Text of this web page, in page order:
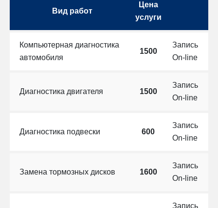
Вид работ
Цена
услуги
Компьютерная диагностика
автомобиля
1500
Запись
On-line
Диагностика двигателя 1500
Запись
On-line
Диагностика подвески 600
Запись
On-line
Замена тормозных дисков 1600
Запись
On-line
Запись